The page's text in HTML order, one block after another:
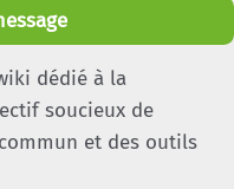
dédié à la
soucieux de
et des outils